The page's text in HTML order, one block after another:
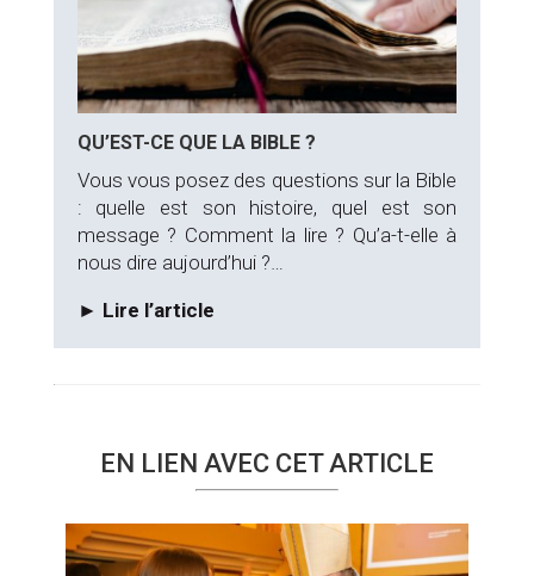
QU’EST-CE QUE LA BIBLE ?
Vous vous posez des questions sur la Bible
: quelle est son histoire, quel est son
message ? Comment la lire ? Qu’a-t-elle à
nous dire aujourd’hui ?…
► Lire l’article
EN LIEN AVEC CET ARTICLE